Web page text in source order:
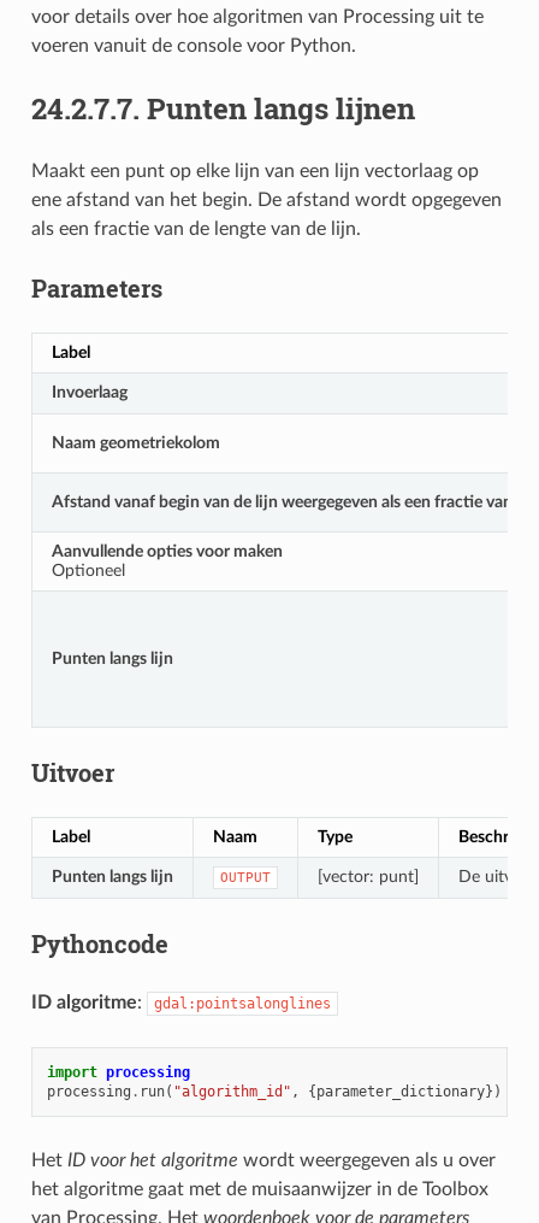
voor details over hoe algoritmen van Processing uit te
voeren vanuit de console voor Python.
24.2.7.7. Punten langs lijnen
Maakt een punt op elke lijn van een lijn vectorlaag op
ene afstand van het begin. De afstand wordt opgegeven
als een fractie van de lengte van de lijn.
Parameters
Label
Invoerlaag
Naam geometriekolom
Afstand vanaf begin van de lijn weergegeven als een fractie van
Aanvullende opties voor maken
Optioneel
Punten langs lijn
Uitvoer
Label Naam Type
Punten langs lijn OUTPUT [vector: punt] De
Pythoncode
ID algoritme: gdal:pointsalonglines
import processing
processing . run( "algorithm_id" , {parameter_dictionary})
Het ID voor het algoritme wordt weergegeven als u over
het algoritme gaat met de muisaanwijzer in de Toolbox
van Processing. Het woordenboek voor de parameters